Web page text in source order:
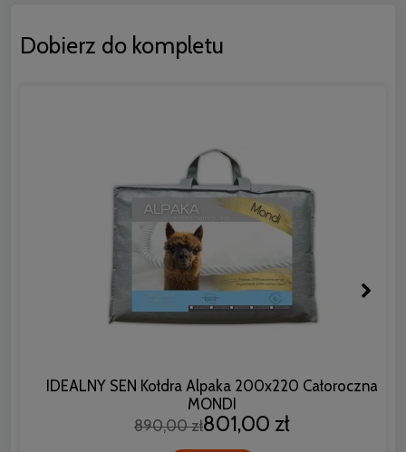
Dobierz do kompletu
IDEALNY SEN Kołdra Alpaka 200x220 Całoroczna
MONDI
890,00 zł801,00 zł